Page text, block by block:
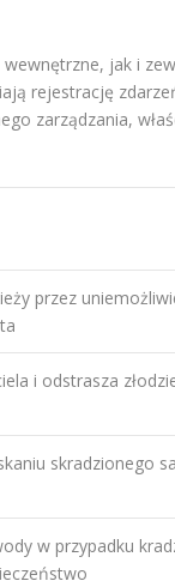
jak i
rejestrację
zarządzania,
przez
i odstrasza
skradzionego
w przypadku